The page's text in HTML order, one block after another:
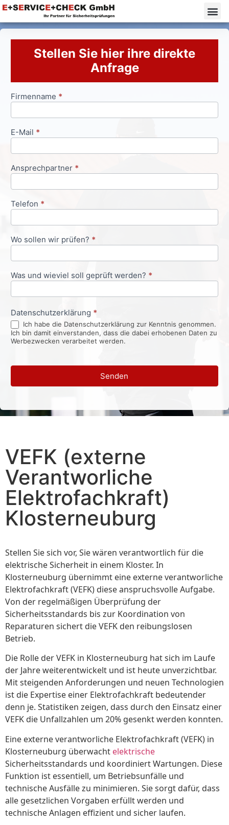
Stellen Sie hier ihre direkte
Anfrage
Anfrageformular
Firmenname *
E-Mail *
Ansprechpartner *
Telefon *
Wo sollen wir prüfen? *
Was und wieviel soll geprüft werden? *
Datenschutzerklärung *
Ich habe die Datenschutzerklärung zur Kenntnis genommen.
Ich bin damit einverstanden, dass die dabei erhobenen Daten zu
Werbezwecken verarbeitet werden.
Senden
VEFK (externe
Verantworliche
Elektrofachkraft)
Klosterneuburg
Stellen Sie sich vor, Sie wären verantwortlich für die
elektrische Sicherheit in einem Kloster. In
Klosterneuburg übernimmt eine externe verantworliche
Elektrofachkraft (VEFK) diese anspruchsvolle Aufgabe.
Von der regelmäßigen Überprüfung der
Sicherheitsstandards bis zur Koordination von
Reparaturen sichert die VEFK den reibungslosen
Betrieb.
Die Rolle der VEFK in Klosterneuburg hat sich im Laufe
der Jahre weiterentwickelt und ist heute unverzichtbar.
Mit steigenden Anforderungen und neuen Technologien
ist die Expertise einer Elektrofachkraft bedeutender
denn je. Statistiken zeigen, dass durch den Einsatz einer
VEFK die Unfallzahlen um 20% gesenkt werden konnten.
Eine externe verantworliche Elektrofachkraft (VEFK) in
Klosterneuburg überwacht elektrische
Sicherheitsstandards und koordiniert Wartungen. Diese
Funktion ist essentiell, um Betriebsunfälle und
technische Ausfälle zu minimieren. Sie sorgt dafür, dass
alle gesetzlichen Vorgaben erfüllt werden und
technische Anlagen effizient und sicher laufen.